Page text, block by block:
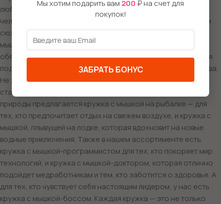
любители экшена оценят кружку с мышкой в костюме
человека-паука, готовую к приключениям и захватывающим
сюжетам. Для настоящих байкеров у нас есть кружка с
мышкой, крутым мотоциклом и дерзким образом. А рокеры
обязательно оценят кружку с мышкой-гитаристом, которая
подарит атмосферу концерта и вдохновение для творчества.
Не забыли мы и о школьниках: кружка с мышкой в школе
станет отличным компаньоном на уроках. Для любителей
природы предлагается кружка с мышкой на рыбалке — для
тех, кто предпочитает отдых на свежем воздухе, и кружка с
мышкой, плывущей на лодке, которая вдохновит на новые
водные приключения. Также в нашем ассортименте есть
кружка с мышкой-программистом для тех, кто покоряет мир
технологий, и кружка с мышкой-доктором, которая отлично
подойдет медработникам и тем, кто заботится о здоровье. А
для тех, кто чувствует себя настоящим лидером, у нас есть
кружка с мышкой-боссом. Каждая кружка — это не только
Мы хотим подарить вам 200 ₽ на счет для
покупок!
ЗАБРАТЬ БОНУС